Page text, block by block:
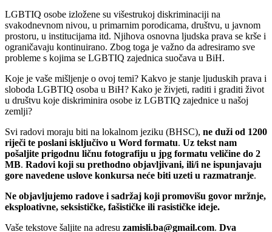
LGBTIQ osobe izložene su višestrukoj diskriminaciji na
svakodnevnom nivou, u primarnim porodicama, društvu, u javnom
prostoru, u institucijama itd. Njihova osnovna ljudska prava se krše i
ograničavaju kontinuirano. Zbog toga je važno da adresiramo sve
probleme s kojima se LGBTIQ zajednica suočava u BiH.
Koje je vaše mišljenje o ovoj temi? Kakvo je stanje ljuduskih prava i
sloboda LGBTIQ osoba u BiH? Kako je živjeti, raditi i graditi život
u društvu koje diskriminira osobe iz LGBTIQ zajednice u našoj
zemlji?
Svi radovi moraju biti na lokalnom jeziku (BHSC), ne duži od 1200
riječi te poslani isključivo u Word formatu. Uz tekst nam
pošaljite prigodnu ličnu fotografiju u jpg formatu veličine do 2
MB. Radovi koji su prethodno objavljivani, ili/i ne ispunjavaju
gore navedene uslove konkursa neće biti uzeti u razmatranje.
Ne objavljujemo radove i sadržaj koji promovišu govor mržnje,
eksploativne, seksističke, fašističke ili rasističke ideje.
Vaše tekstove šaljite na adresu zamisli.ba@gmail.com. Dva